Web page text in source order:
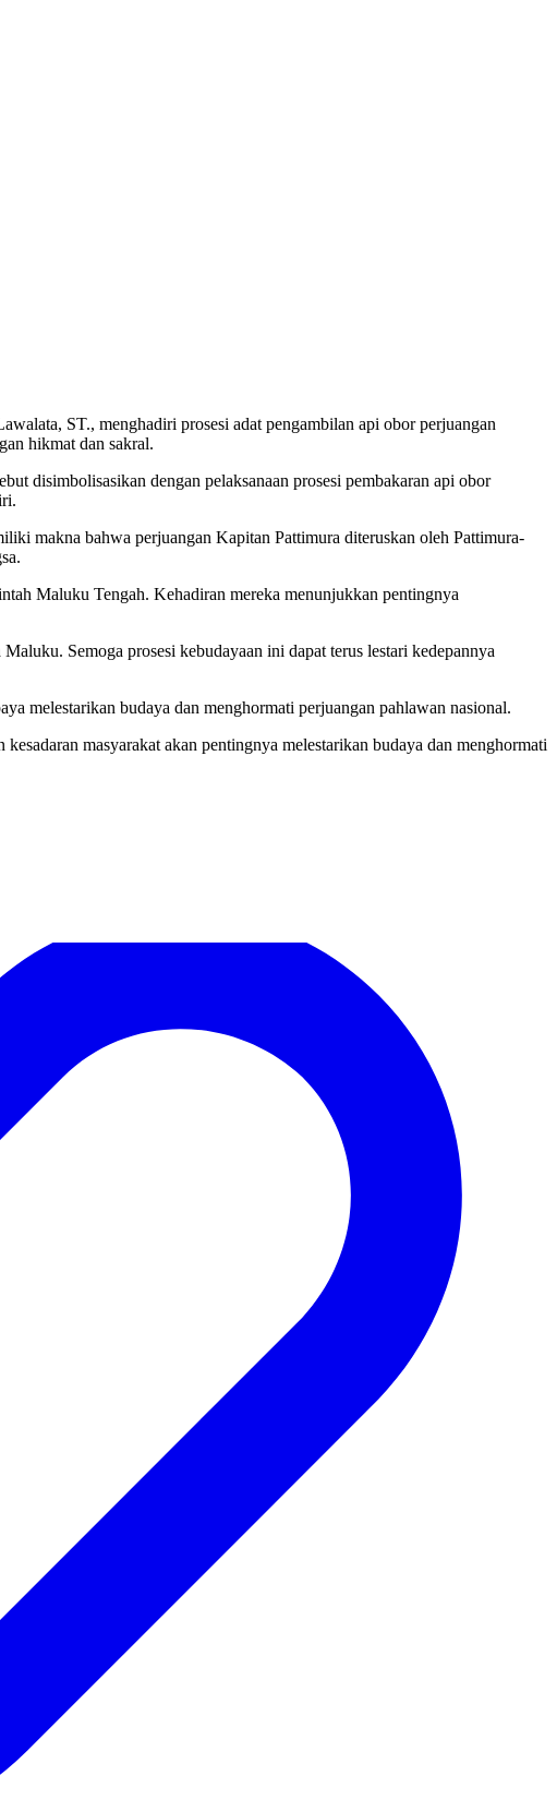
ST., menghadiri prosesi adat pengambilan api obor perjuangan
hikmat dan sakral.
disimbolisasikan dengan pelaksanaan prosesi pembakaran api obor
makna bahwa perjuangan Kapitan Pattimura diteruskan oleh Pattimura-
Maluku Tengah. Kehadiran mereka menunjukkan pentingnya
Semoga prosesi kebudayaan ini dapat terus lestari kedepannya
melestarikan budaya dan menghormati perjuangan pahlawan nasional.
masyarakat akan pentingnya melestarikan budaya dan menghormati